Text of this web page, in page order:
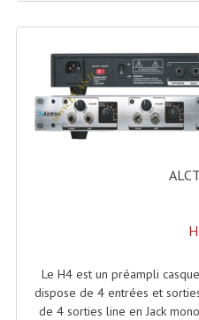
Flight-Case
Flight Case
Flight
Flight Cases
Flight-Case
Flight-Case
Flight-Case
Le H4 est un préampli
dispose de 4 entrées et
de 4 sorties line en Jack